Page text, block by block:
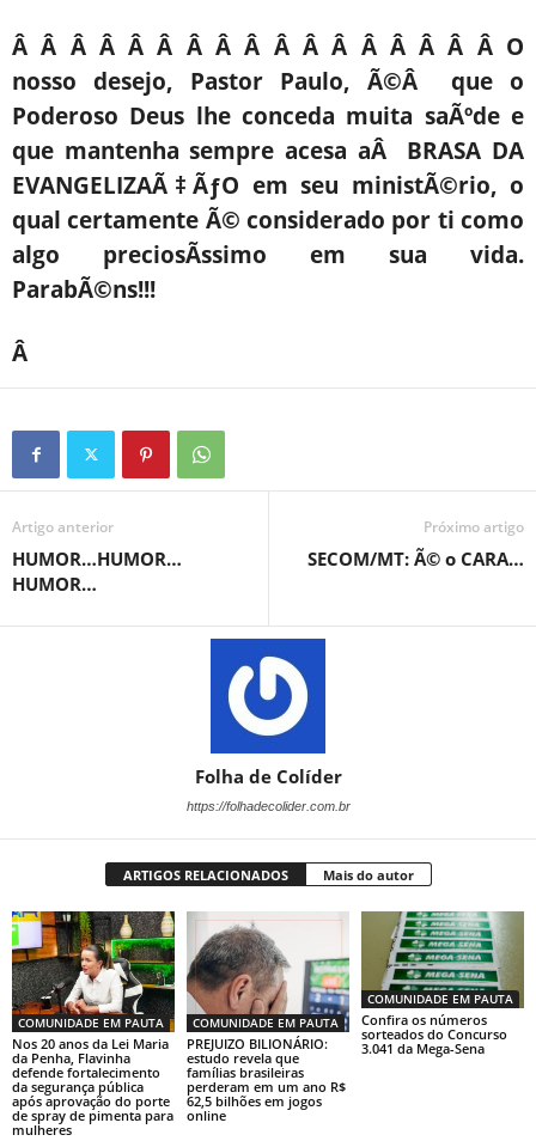
Â Â Â Â Â Â Â Â Â Â Â Â Â Â Â Â Â O
nosso desejo, Pastor Paulo, Ã©Â que o
Poderoso Deus lhe conceda muita saÃºde e
que mantenha sempre acesa aÂ BRASA DA
EVANGELIZAÃ‡ÃƒO em seu ministÃ©rio, o
qual certamente Ã© considerado por ti como
algo preciosÃ­ssimo em sua vida.
ParabÃ©ns!!!
Â
Artigo anterior
HUMOR…HUMOR…
HUMOR…
Próximo artigo
SECOM/MT: Ã© o CARA…
Folha de Colíder
https://folhadecolider.com.br
ARTIGOS RELACIONADOS Mais do autor
COMUNIDADE EM PAUTA
Nos 20 anos da Lei Maria
da Penha, Flavinha
defende fortalecimento
da segurança pública
após aprovação do porte
de spray de pimenta para
mulheres
COMUNIDADE EM PAUTA
PREJUIZO BILIONÁRIO:
estudo revela que
famílias brasileiras
perderam em um ano R$
62,5 bilhões em jogos
online
COMUNIDADE EM PAUTA
Confira os números
sorteados do Concurso
3.041 da Mega-Sena